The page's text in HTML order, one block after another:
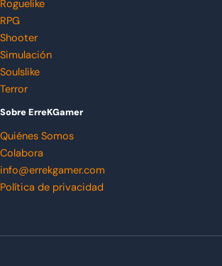
Roguelike
RPG
Shooter
Simulación
Soulslike
Terror
Sobre ErreKGamer
Quiénes Somos
Colabora
info@errekgamer.com
Política de privacidad